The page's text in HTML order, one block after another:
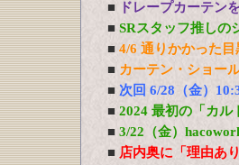
■
ドレープカーテン
■ SRスタッフ推しの
■ 4/6 通りかかった
■ カーテン・ショー
■ 次回 6/28（金）
■ 2024 最初の「カル
■ 3/22（金）
■ 店内奥に「理由あ